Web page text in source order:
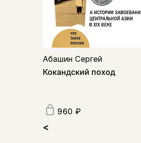
Абашин Сергей
Кокандский поход
960 ₽
<